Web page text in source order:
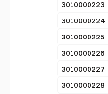
3010000223
3010000224
3010000225
3010000226
3010000227
3010000228